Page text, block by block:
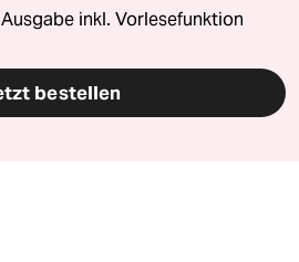
inkl. Vorlesefunktion
bestellen